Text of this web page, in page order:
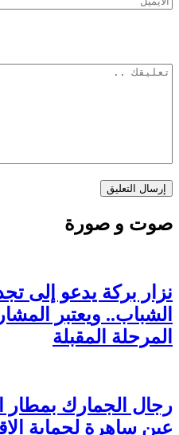
صوت و صورة
نزار بركة يدعو إلى
الشباب.. ويعتبر
المرحلة المقبلة
رجال الجمارك
عين ساهرة لحماية